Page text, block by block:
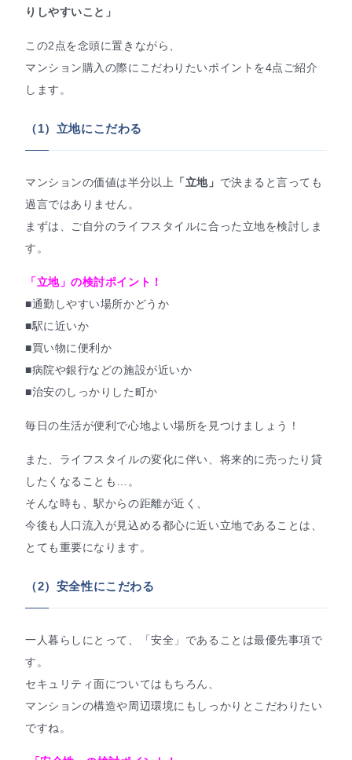
りしやすいこと」
この2点を念頭に置きながら、
マンション購入の際にこだわりたいポイントを4点ご紹介
します。
（1）立地にこだわる
マンションの価値は半分以上 「立地」 で決まると言っても
過言ではありません。
まずは、ご自分のライフスタイルに合った立地を検討しま
す。
「立地」の検討ポイント！
■通勤しやすい場所かどうか
■駅に近いか
■買い物に便利か
■病院や銀行などの施設が近いか
■治安のしっかりした町か
毎日の生活が便利で心地よい場所を見つけましょう！
また、ライフスタイルの変化に伴い、将来的に売ったり貸
したくなることも…。
そんな時も、駅からの距離が近く、
今後も人口流入が見込める都心に近い立地であることは、
とても重要になります。
（2）安全性にこだわる
一人暮らしにとって、「安全」であることは最優先事項で
す。
セキュリティ面についてはもちろん、
マンションの構造や周辺環境にもしっかりとこだわりたい
ですね。